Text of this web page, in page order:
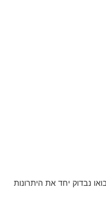
נבדוק יחד את היתרונות